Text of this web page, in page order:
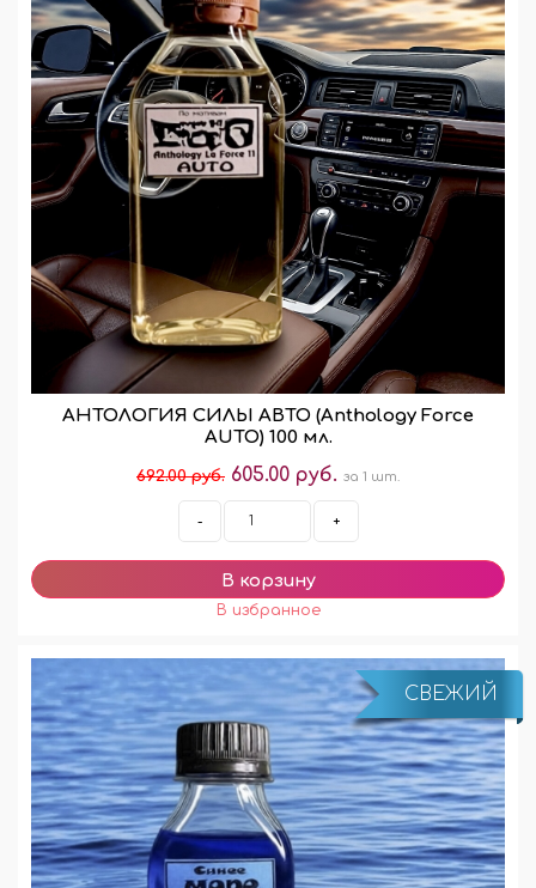
АНТОЛОГИЯ СИЛЫ АВТО (Anthology Force
AUTO) 100 мл.
692.00 руб. 605.00 руб. за 1 шт.
- +
СВЕЖИЙ